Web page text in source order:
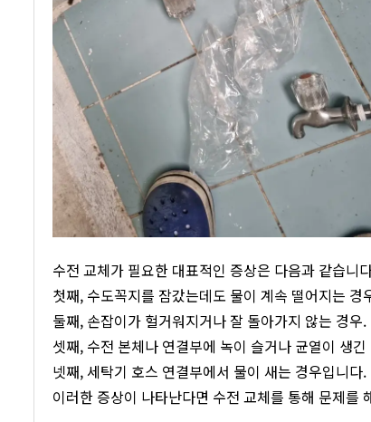
수전 교체가 필요한 대표적인 증상은 다음과 같습니
첫째, 수도꼭지를 잠갔는데도 물이 계속 떨어지는 경
둘째, 손잡이가 헐거워지거나 잘 돌아가지 않는 경우.
셋째, 수전 본체나 연결부에 녹이 슬거나 균열이 생긴
넷째, 세탁기 호스 연결부에서 물이 새는 경우입니다.
이러한 증상이 나타난다면 수전 교체를 통해 문제를